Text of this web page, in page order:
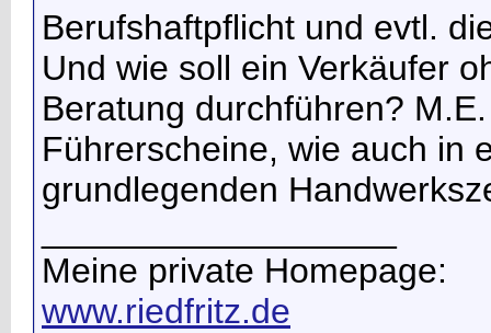
Berufshaftpflicht und evtl.
Und wie soll ein Verkäufer
Beratung durchführen?
Führerscheine, wie auch in
grundlegenden
Meine private Homepage:
www.riedfritz.de